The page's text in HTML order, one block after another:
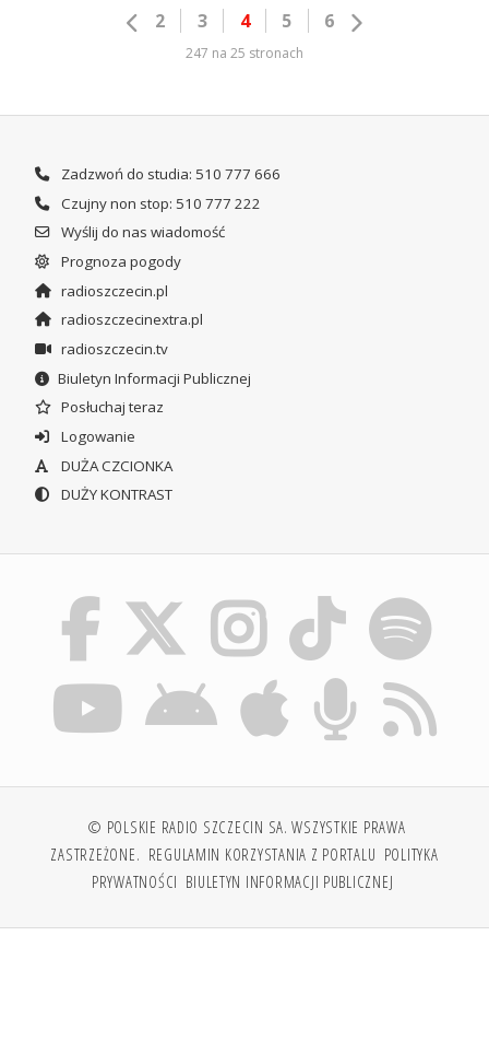
2 3 4 5 6
247 na 25 stronach
Zadzwoń do studia: 510 777 666
Czujny non stop: 510 777 222
Wyślij do nas wiadomość
Prognoza pogody
radioszczecin.pl
radioszczecinextra.pl
radioszczecin.tv
Biuletyn Informacji Publicznej
Posłuchaj teraz
Logowanie
DUŻA CZCIONKA
DUŻY KONTRAST
© POLSKIE RADIO SZCZECIN SA. WSZYSTKIE PRAWA
ZASTRZEŻONE. REGULAMIN KORZYSTANIA Z PORTALU POLITYKA
PRYWATNOŚCI BIULETYN INFORMACJI PUBLICZNEJ